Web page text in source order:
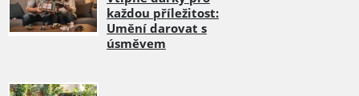
každou příležitost:
Umění darovat s
úsměvem